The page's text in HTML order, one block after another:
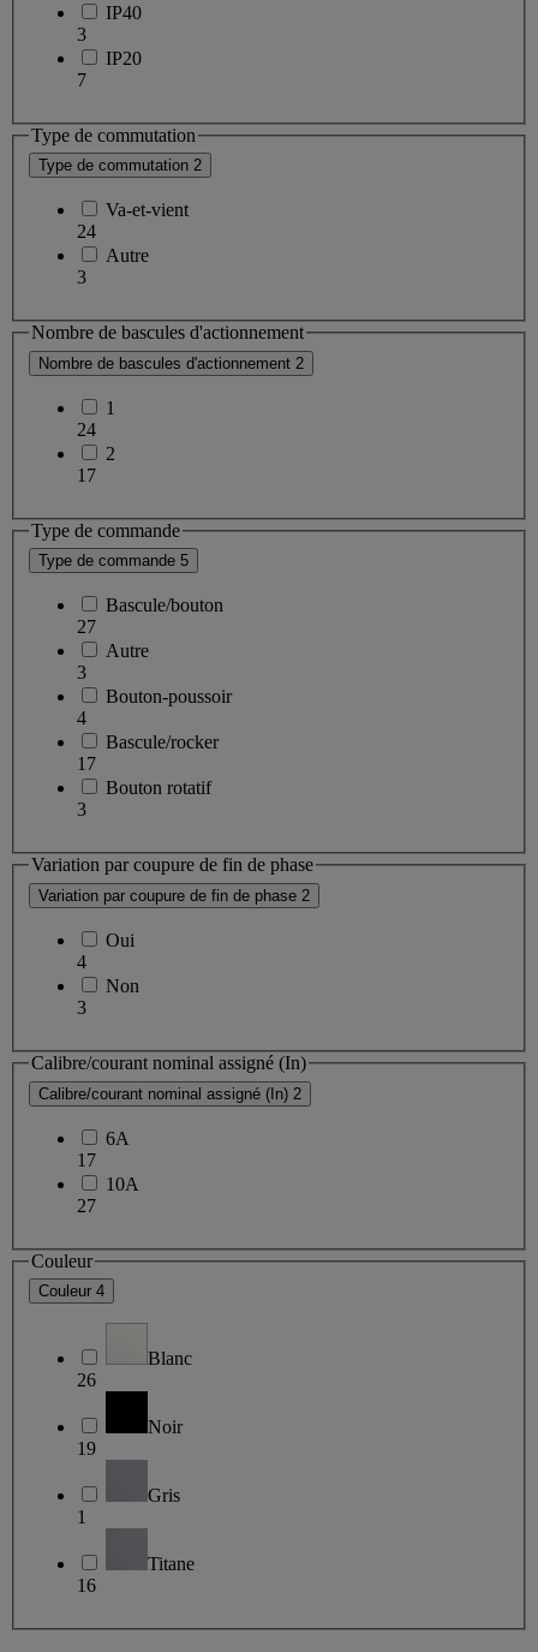
IP40
3
IP20
7
Type de commutation
Type de commutation 2
Va-et-vient
24
Autre
3
Nombre de bascules d'actionnement
Nombre de bascules d'actionnement 2
1
24
2
17
Type de commande
Type de commande 5
Bascule/bouton
27
Autre
3
Bouton-poussoir
4
Bascule/rocker
17
Bouton rotatif
3
Variation par coupure de fin de phase
Variation par coupure de fin de phase 2
Oui
4
Non
3
Calibre/courant nominal assigné (In)
Calibre/courant nominal assigné (In) 2
6A
17
10A
27
Couleur
Couleur 4
Blanc
26
Noir
19
Gris
1
Titane
16